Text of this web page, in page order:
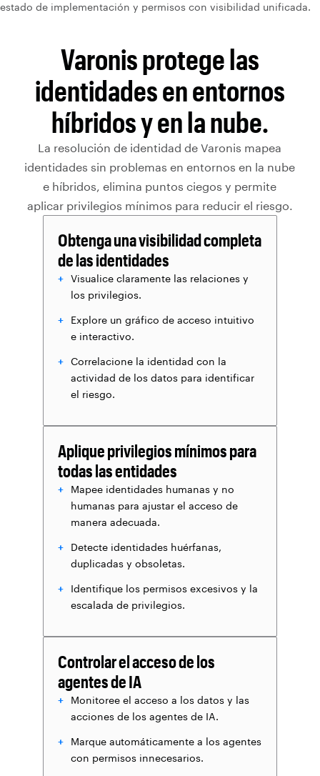
estado de implementación y permisos con visibilidad unificada.
Varonis protege las
identidades en entornos
híbridos y en la nube.
La resolución de identidad de Varonis mapea
identidades sin problemas en entornos en la nube
e híbridos, elimina puntos ciegos y permite
aplicar privilegios mínimos para reducir el riesgo.
Obtenga una visibilidad completa
de las identidades
Visualice claramente las relaciones y
los privilegios.
Explore un gráfico de acceso intuitivo
e interactivo.
Correlacione la identidad con la
actividad de los datos para identificar
el riesgo.
Aplique privilegios mínimos para
todas las entidades
Mapee identidades humanas y no
humanas para ajustar el acceso de
manera adecuada.
Detecte identidades huérfanas,
duplicadas y obsoletas.
Identifique los permisos excesivos y la
escalada de privilegios.
Controlar el acceso de los
agentes de IA
Monitoree el acceso a los datos y las
acciones de los agentes de IA.
Marque automáticamente a los agentes
con permisos innecesarios.